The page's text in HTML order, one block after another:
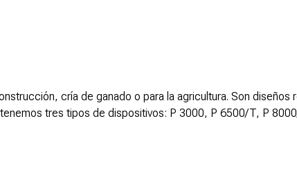
cría de ganado o para la agricultura. Son diseños
tres tipos de dispositivos: P 3000, P 6500/T, P